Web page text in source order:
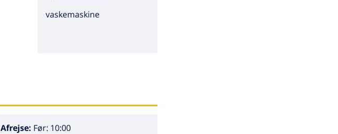
vaskemaskine
Afrejse: Før: 10:00